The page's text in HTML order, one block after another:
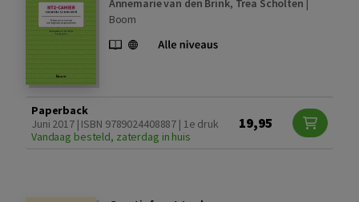
Annemarie van den Brink, Trea Scholten |
Boom
Paperback
Juni 2017 | ISBN 9789024408887 | 1e druk
Vandaag besteld, zaterdag in huis
19,95